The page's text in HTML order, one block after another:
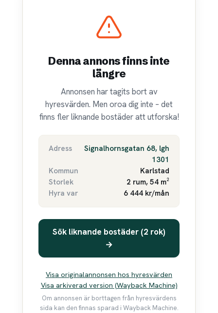
Denna annons finns inte
längre
Annonsen har tagits bort av
hyresvärden. Men oroa dig inte – det
finns fler liknande bostäder att utforska!
Adress
Signalhornsgatan 68, lgh
1301
Kommun
Karlstad
Storlek
2 rum, 54 m²
Hyra var
6 444 kr/mån
Sök liknande bostäder (2 rok)
→
Visa originalannonsen hos hyresvärden
Visa arkiverad version (Wayback Machine)
Om annonsen är borttagen från hyresvärdens
sida kan den finnas sparad i Wayback Machine.